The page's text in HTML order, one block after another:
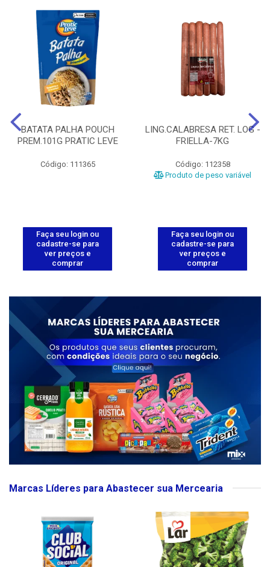
BATATA PALHA POUCH
PREM.101G PRATIC LEVE
Código: 111365
Faça seu login ou
cadastre-se para
ver preços e
comprar
LING.CALABRESA RET. LOG -
FRIELLA-7KG
Código: 112358
Produto de peso variável
Faça seu login ou
cadastre-se para
ver preços e
comprar
Marcas Líderes para Abastecer sua Mercearia